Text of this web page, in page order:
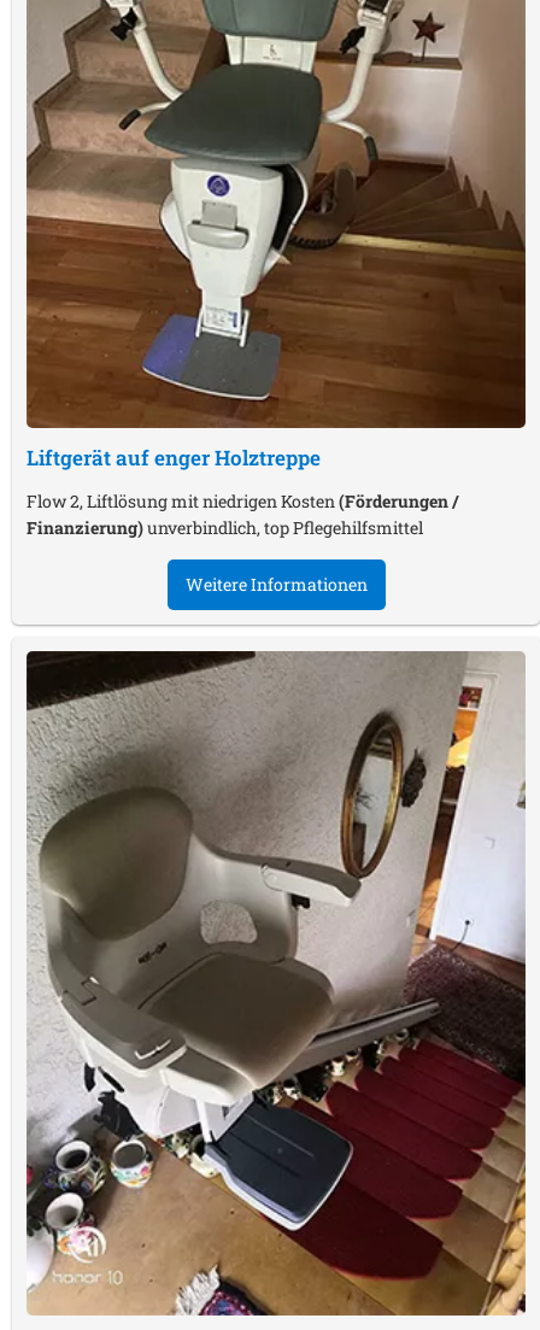
Liftgerät auf enger Holztreppe
Flow 2, Liftlösung mit niedrigen Kosten (Förderungen /
Finanzierung)unverbindlich, top Pflegehilfsmittel
Weitere Informationen